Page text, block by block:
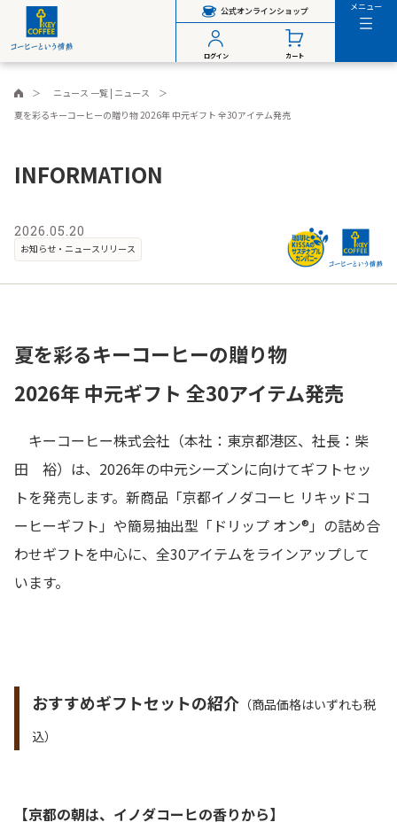
公式オンラインショップ
ログイン カート
メニュー
ニュース 一覧 | ニュース
夏を彩るキーコーヒーの贈り物 2026年 中元ギフト 全30アイテム発売
INFORMATION
2026.05.20
お知らせ・ニュースリリース
夏を彩るキーコーヒーの贈り物
2026年 中元ギフト 全30アイテム発売
キーコーヒー株式会社（本社：東京都港区、社長：柴
田 裕）は、2026年の中元シーズンに向けてギフトセッ
トを発売します。新商品「京都イノダコーヒ リキッドコ
ーヒーギフト」や簡易抽出型「ドリップ オン®」の詰め合
わせギフトを中心に、全30アイテムをラインアップして
います。
おすすめギフトセットの紹介 （商品価格はいずれも税
込）
【京都の朝は、イノダコーヒの香りから】